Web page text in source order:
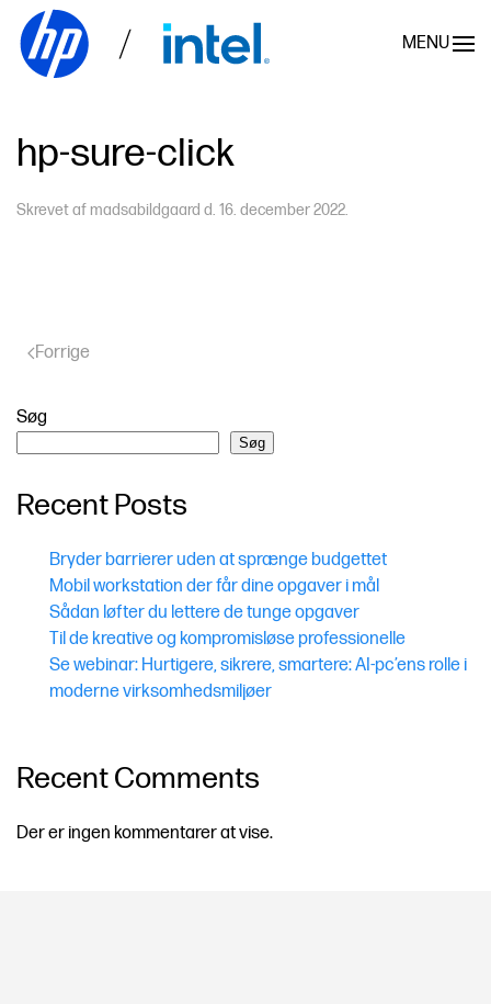
Skip to main content
MENU
hp-sure-click
Skrevet af madsabildgaard d. 16. december 2022.
Forrige
Søg
Søg
Recent Posts
Bryder barrierer uden at sprænge budgettet
Mobil workstation der får dine opgaver i mål
Sådan løfter du lettere de tunge opgaver
Til de kreative og kompromisløse professionelle
Se webinar: Hurtigere, sikrere, smartere: AI-pc’ens rolle i
moderne virksomhedsmiljøer
Recent Comments
Der er ingen kommentarer at vise.